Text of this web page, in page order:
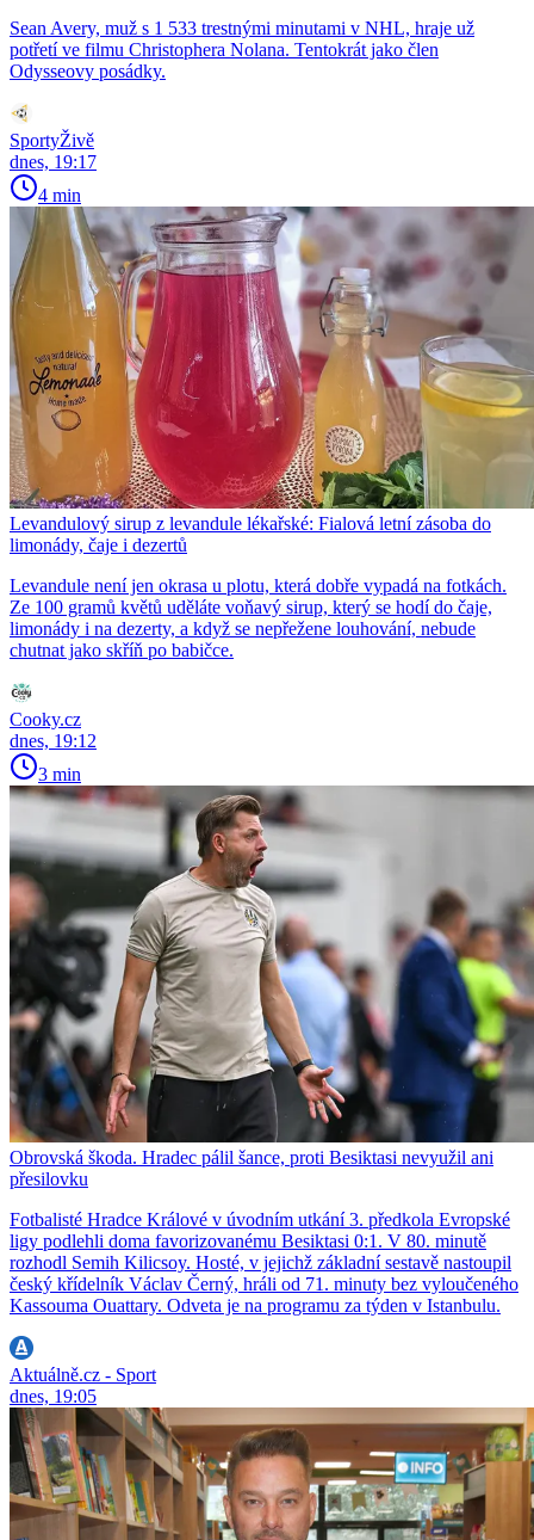
Sean Avery, muž s 1 533 trestnými minutami v NHL, hraje už
potřetí ve filmu Christophera Nolana. Tentokrát jako člen
Odysseovy posádky.
SportyŽivě
dnes, 19:17
4 min
Levandulový sirup z levandule lékařské: Fialová letní zásoba do
limonády, čaje i dezertů
Levandule není jen okrasa u plotu, která dobře vypadá na fotkách.
Ze 100 gramů květů uděláte voňavý sirup, který se hodí do čaje,
limonády i na dezerty, a když se nepřežene louhování, nebude
chutnat jako skříň po babičce.
Cooky.cz
dnes, 19:12
3 min
Obrovská škoda. Hradec pálil šance, proti Besiktasi nevyužil ani
přesilovku
Fotbalisté Hradce Králové v úvodním utkání 3. předkola Evropské
ligy podlehli doma favorizovanému Besiktasi 0:1. V 80. minutě
rozhodl Semih Kilicsoy. Hosté, v jejichž základní sestavě nastoupil
český křídelník Václav Černý, hráli od 71. minuty bez vyloučeného
Kassouma Ouattary. Odveta je na programu za týden v Istanbulu.
Aktuálně.cz - Sport
dnes, 19:05